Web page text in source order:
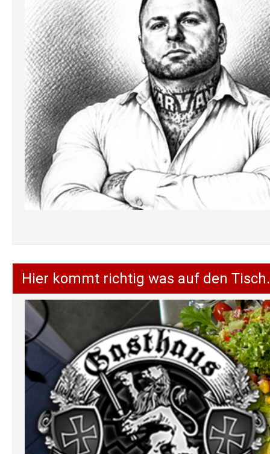
Hier kommt richtig was auf den Tisch.